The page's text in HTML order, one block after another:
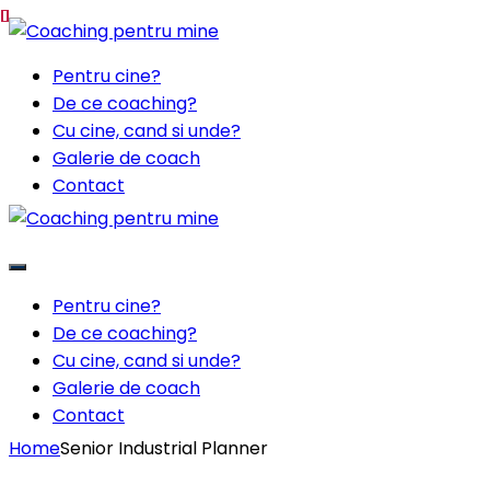
Pentru cine?
De ce coaching?
Cu cine, cand si unde?
Galerie de coach
Contact
Pentru cine?
De ce coaching?
Cu cine, cand si unde?
Galerie de coach
Contact
HomeSenior Industrial Planner